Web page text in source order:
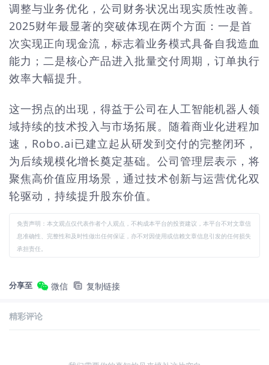
调整与业务优化，公司财务状况出现实质性改善。
2025财年最显著的突破体现在两个方面：一是首
次实现正向现金流，标志着业务模式具备自我造血
能力；二是核心产品进入批量交付周期，订单执行
效率大幅提升。
这一拐点的出现，得益于公司在人工智能机器人领
域持续的技术投入与市场拓展。随着商业化进程加
速，Robo.ai已建立起从研发到交付的完整闭环，
为后续规模化增长奠定基础。公司管理层表示，将
聚焦高价值应用场景，通过技术创新与运营优化双
轮驱动，持续提升股东价值。
免责声明：本文观点仅代表作者个人观点，不构成本平台的投资建议，本平台不对文章信
息准确性、完整性和及时性做出任何保证，亦不对因使用或信赖文章信息引发的任何损失
承担责任。
分享至 微信 复制链接
精彩评论